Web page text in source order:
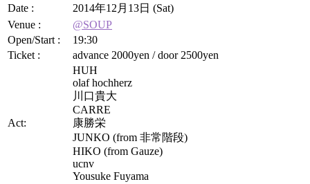
Date :
2014年12月13日 (Sat)
Venue :
@SOUP
Open/Start :
19:30
Ticket :
advance 2000yen / door 2500yen
Act:
HUH
olaf hochherz
川口貴大
CARRE
康勝栄
JUNKO (from 非常階段)
HIKO (from Gauze)
ucnv
Yousuke Fuyama